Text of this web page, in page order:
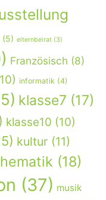
(5) elternbeirat (3)
Französisch (8)
informatik (4)
klasse7 (17)
klasse10 (10)
kultur (11)
(18)
(37) musik